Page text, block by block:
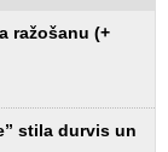
ražošanu (+
stila durvis un